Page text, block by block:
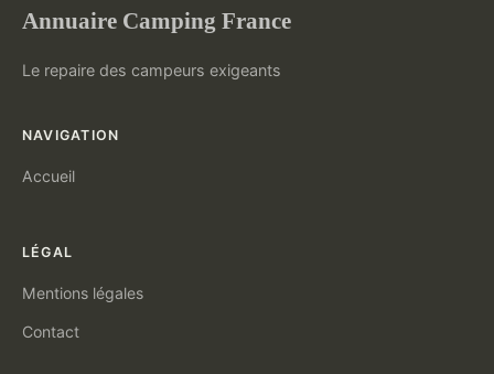
Annuaire Camping France
Le repaire des campeurs exigeants
NAVIGATION
Accueil
LÉGAL
Mentions légales
Contact